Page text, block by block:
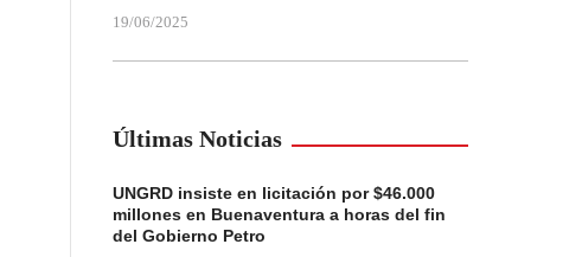
19/06/2025
Últimas Noticias
UNGRD insiste en licitación por $46.000
millones en Buenaventura a horas del fin
del Gobierno Petro